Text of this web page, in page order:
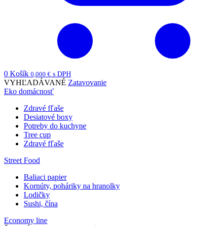
0 Košík 0,000 € s DPH
VYHĽADÁVANÉ Zatavovanie
Eko domácnosť
Zdravé fľaše
Desiatové boxy
Potreby do kuchyne
Tree cup
Zdravé fľaše
Street Food
Baliaci papier
Kornúty, poháriky na hranolky
Lodičky
Sushi, čína
Economy line